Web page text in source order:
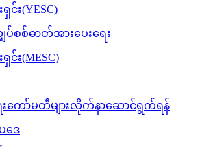
င်း(YESC)
ပ်စစ်ဓာတ်အားပေးရေး
င်း(MESC)
းကော်မတီများလိုက်နာဆောင်ရွက်ရန်
ဒေ